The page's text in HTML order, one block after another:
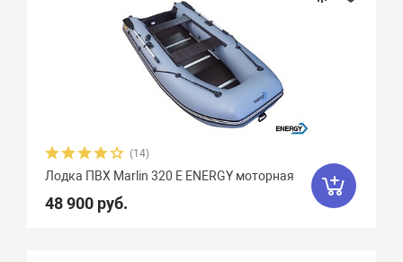
(14)
Лодка ПВХ Marlin 320 E ENERGY моторная
48 900 руб.